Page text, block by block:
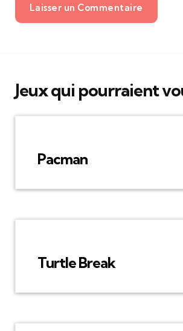
Laisser un Commentaire
Jeux qui pourraient
Pacman
Turtle Break